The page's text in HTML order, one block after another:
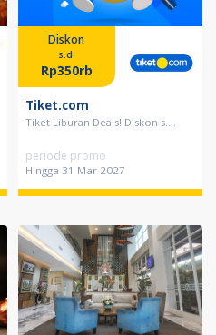
Diskon
s.d.
Rp350rb
Tiket.com
Tiket Liburan Deals! Diskon s....
periode promo
Hingga 31 Mar 2027